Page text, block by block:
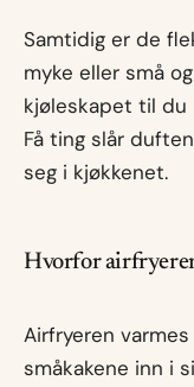
Samtidig er de
myke eller små og
kjøleskapet til du
Få ting slår
seg i kjøkkenet.
Hvorfor
Airfryeren
småkakene inn i